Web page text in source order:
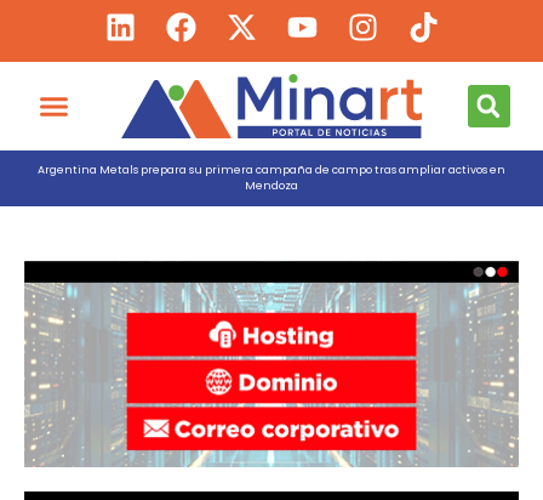
Argentina Metals prepara su primera campaña de campo tras ampliar activos en
Mendoza